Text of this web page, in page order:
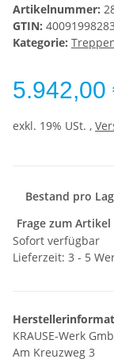
Artikelnummer:
GTIN:
Kategorie:
5.942,00
exkl. 19% USt. ,
Bestand pro
Frage zum Artikel
Sofort verfügbar
Lieferzeit: 3 - 5
KRAUSE-Werk
Am Kreuzweg 3